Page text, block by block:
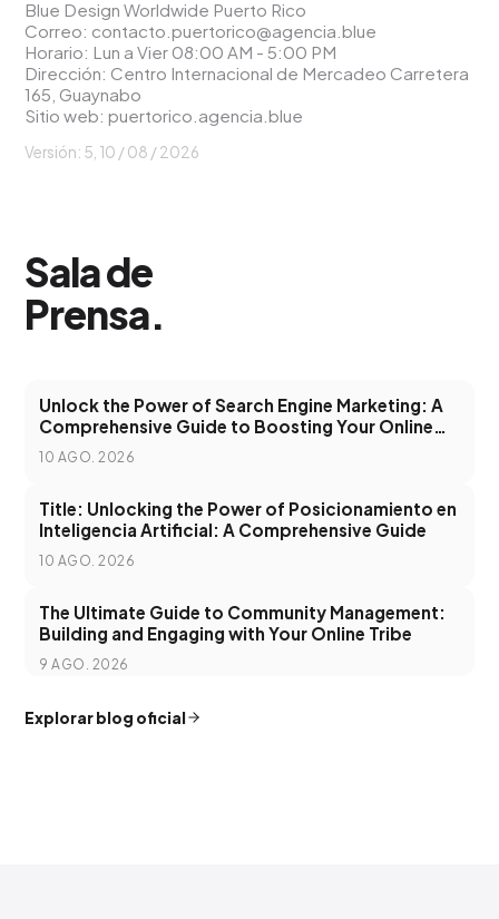
Blue Design Worldwide Puerto Rico
Correo: contacto.puertorico@agencia.blue
Horario: Lun a Vier 08:00 AM - 5:00 PM
Dirección: Centro Internacional de Mercadeo Carretera
165, Guaynabo
Sitio web:puertorico.agencia.blue
Versión: 5, 10 / 08 / 2026
Sala de
Prensa.
Unlock the Power of Search Engine Marketing: A
Comprehensive Guide to Boosting Your Online
Visibility
10 AGO. 2026
Title: Unlocking the Power of Posicionamiento en
Inteligencia Artificial: A Comprehensive Guide
10 AGO. 2026
The Ultimate Guide to Community Management:
Building and Engaging with Your Online Tribe
9 AGO. 2026
Explorar blog oficial